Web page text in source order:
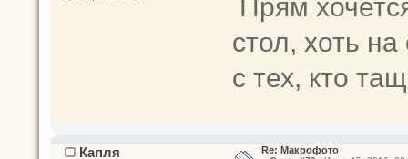
Прям
стол, хоть
с тех, кто
Капля Re: Макрофото